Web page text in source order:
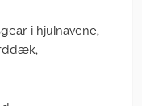
i hjulnavene,